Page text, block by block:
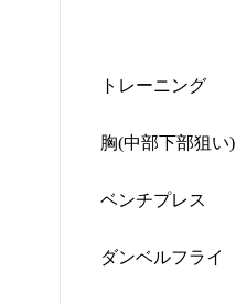
トレーニング
胸(中部下部狙い)
ベンチプレス
ダンベルフライ